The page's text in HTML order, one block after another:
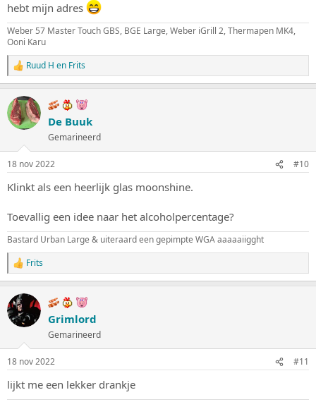
hebt mijn adres
Weber 57 Master Touch GBS, BGE Large, Weber iGrill 2, Thermapen MK4,
Ooni Karu
W
a
r
d
e
i
n
g
e
n
Ruud H en Frits
De Buuk
Gemarineerd
18 nov 2022 #10
Klinkt als een heerlijk glas moonshine.
Toevallig een idee naar het alcoholpercentage?
Bastard Urban Large & uiteraard een gepimpte WGA aaaaaiigght
W
a
r
d
e
i
n
g
e
n
Frits
Grimlord
Gemarineerd
18 nov 2022 #11
lijkt me een lekker drankje